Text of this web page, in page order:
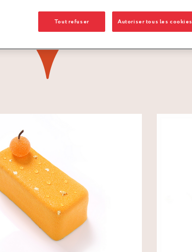
Tout refuser Autoriser tous les cookies